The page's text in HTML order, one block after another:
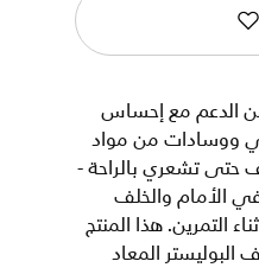
الدعم مع إحساس
ووسادات من مواد
حتى تشعري بالراحة -
في الأمام والخلف
التمرين. هذا المنتج
البوليستر المعاد